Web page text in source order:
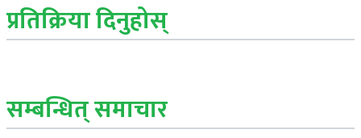
प्रतिक्रिया दिनुहोस्
सम्बन्धित् समाचार